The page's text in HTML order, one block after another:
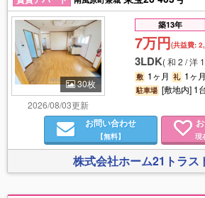
30枚
2026/08/03更新
築13年
7万円(共益費:
3LDK(和 2 / 洋 1
敷 1ヶ月 礼 1ヶ
駐車場 [敷地内] 1
お問い合わせ
【無料】 現
株式会社ホーム21トラス